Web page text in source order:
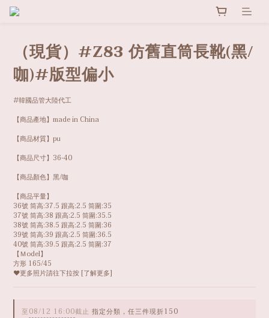
（現貨）#Z83 仿舊直筒長靴(黑/
咖)#版型偏小
#韓國品管大陸代工
【商品產地】made in China
【商品材質】pu
【商品尺寸】36-40
【商品顏色】黑/咖
【商品平量】
36號 筒高:37.5 跟高:2.5 筒圍:35
37號 筒高:38 跟高:2.5 筒圍:35.5
38號 筒高:38.5 跟高:2.5 筒圍:36
39號 筒高:39 跟高:2.5 筒圍:36.5
40號 筒高:39.5 跟高:2.5 筒圍:37
【Ｍodel】
方形 165/45
❤️更多照片請往下拉按 [了解更多]
至08/12 16:00截止 指定分類，任三件現折150